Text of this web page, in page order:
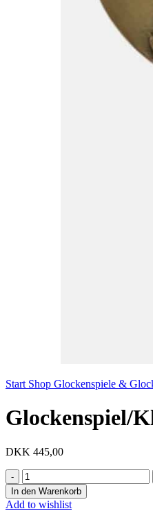
Start Shop Glockenspiele &
Glockenspiel/
DKK 445,00
Glockenspiel/Klingelhähne
speichern
Menge
In den Warenkorb
Add to wishlist